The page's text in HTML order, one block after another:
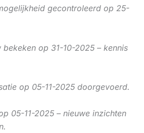
gecontroleerd op 25-
op 31-10-2025 – kennis
op 05-11-2025 doorgevoerd.
05-11-2025 – nieuwe inzichten